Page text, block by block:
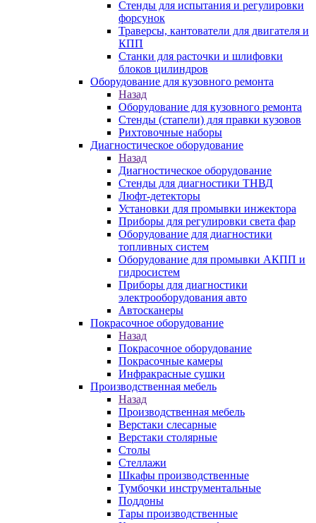
Стенды для испытания и регулировки
форсунок
Траверсы, кантователи для двигателя и
КПП
Станки для расточки и шлифовки
блоков цилиндров
Оборудование для кузовного ремонта
Назад
Оборудование для кузовного ремонта
Стенды (стапели) для правки кузовов
Рихтовочные наборы
Диагностическое оборудование
Назад
Диагностическое оборудование
Стенды для диагностики ТНВД
Люфт-детекторы
Установки для промывки инжектора
Приборы для регулировки света фар
Оборудование для диагностики
топливных систем
Оборудование для промывки АКПП и
гидросистем
Приборы для диагностики
электрооборудования авто
Автосканеры
Покрасочное оборудование
Назад
Покрасочное оборудование
Покрасочные камеры
Инфракрасные сушки
Производственная мебель
Назад
Производственная мебель
Верстаки слесарные
Верстаки столярные
Столы
Стеллажи
Шкафы производственные
Тумбочки инструментальные
Поддоны
Тары производственные